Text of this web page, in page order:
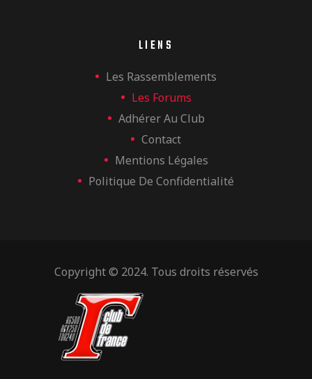
LIENS
Les Rassemblements
Les Forums
Adhérer Au Club
Contact
Mentions Légales
Politique De Confidentialité
Copyright © 2024. Tous droits réservés